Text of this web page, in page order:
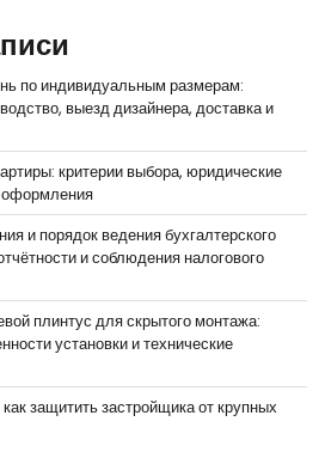
по индивидуальным размерам:
выезд дизайнера, доставка и
критерии выбора, юридические
оформления
и порядок ведения бухгалтерского
и соблюдения налогового
плинтус для скрытого монтажа:
установки и технические
защитить застройщика от крупных